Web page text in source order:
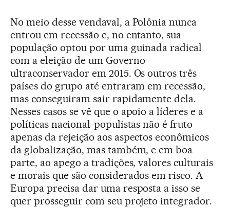
No meio desse vendaval, a Polônia nunca
entrou em recessão e, no entanto, sua
população optou por uma guinada radical
com a eleição de um Governo
ultraconservador em 2015. Os outros três
países do grupo até entraram em recessão,
mas conseguiram sair rapidamente dela.
Nesses casos se vê que o apoio a líderes e a
políticas nacional-populistas não é fruto
apenas da rejeição aos aspectos econômicos
da globalização, mas também, e em boa
parte, ao apego a tradições, valores culturais
e morais que são considerados em risco. A
Europa precisa dar uma resposta a isso se
quer prosseguir com seu projeto integrador.